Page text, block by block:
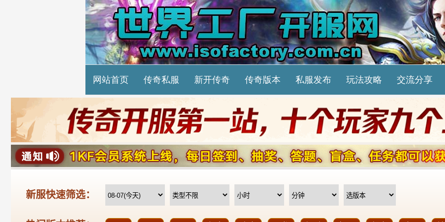
网站首页 传奇私服 新开传奇 传奇版本 私服发布 玩法攻略 交流分享